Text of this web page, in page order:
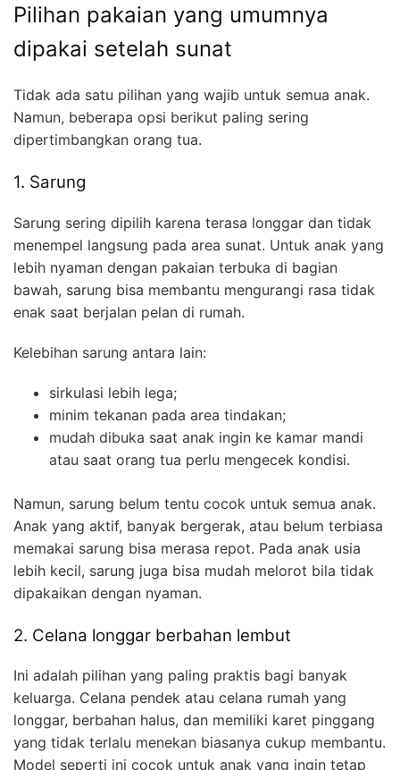
Pilihan pakaian yang umumnya
dipakai setelah sunat
Tidak ada satu pilihan yang wajib untuk semua anak.
Namun, beberapa opsi berikut paling sering
dipertimbangkan orang tua.
1. Sarung
Sarung sering dipilih karena terasa longgar dan tidak
menempel langsung pada area sunat. Untuk anak yang
lebih nyaman dengan pakaian terbuka di bagian
bawah, sarung bisa membantu mengurangi rasa tidak
enak saat berjalan pelan di rumah.
Kelebihan sarung antara lain:
sirkulasi lebih lega;
minim tekanan pada area tindakan;
mudah dibuka saat anak ingin ke kamar mandi
atau saat orang tua perlu mengecek kondisi.
Namun, sarung belum tentu cocok untuk semua anak.
Anak yang aktif, banyak bergerak, atau belum terbiasa
memakai sarung bisa merasa repot. Pada anak usia
lebih kecil, sarung juga bisa mudah melorot bila tidak
dipakaikan dengan nyaman.
2. Celana longgar berbahan lembut
Ini adalah pilihan yang paling praktis bagi banyak
keluarga. Celana pendek atau celana rumah yang
longgar, berbahan halus, dan memiliki karet pinggang
yang tidak terlalu menekan biasanya cukup membantu.
Model seperti ini cocok untuk anak yang ingin tetap